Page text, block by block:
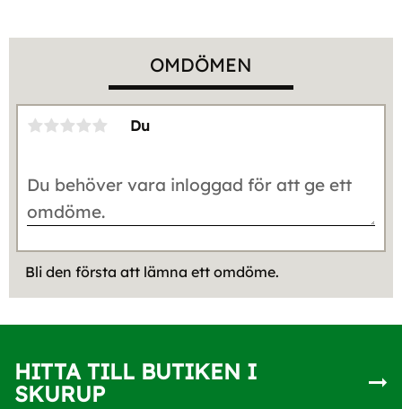
OMDÖMEN
Du
Bli den första att lämna ett omdöme.
HITTA TILL BUTIKEN I
SKURUP